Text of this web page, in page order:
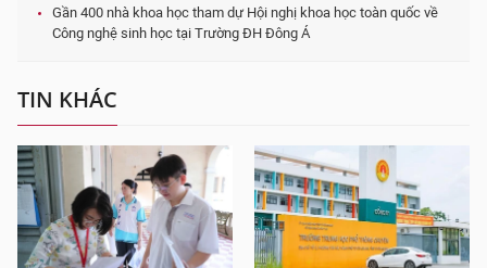
Gần 400 nhà khoa học tham dự Hội nghị khoa học toàn quốc về
Công nghệ sinh học tại Trường ĐH Đông Á
TIN KHÁC